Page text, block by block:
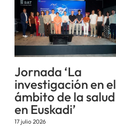
Jornada ‘La
investigación en el
ámbito de la salud
en Euskadi’
17 julio 2026